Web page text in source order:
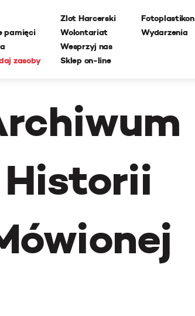
pamięci
zasoby
Zlot Harcerski
Wolontariat
Wesprzyj nas
Sklep on-line
Fotoplastikon
Wydarzenia
Historii